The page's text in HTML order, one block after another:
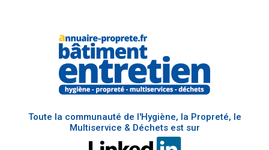
Toute la communauté de l'Hygiène, la Propreté, le
Multiservice & Déchets est sur